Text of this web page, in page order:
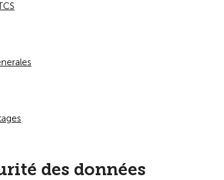
des données